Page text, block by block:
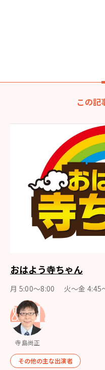
この記
おはよう寺ちゃん
月 5:00～8:00 火～金 4:45
寺島尚正
その他の主な出演者